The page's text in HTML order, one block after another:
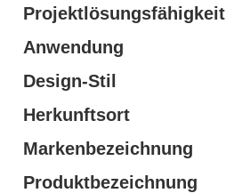
Projektlösungsfähigkeit
Anwendung
Design-Stil
Herkunftsort
Markenbezeichnung
Produktbezeichnung